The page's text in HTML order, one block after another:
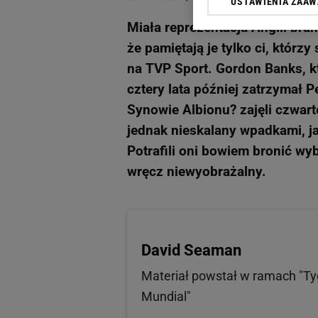
Miała reprezentacja Anglii
że pamiętają je tylko ci,
na TVP Sport. Gordon Banks,
cztery lata później zatrzymał
Synowie Albionu? zajęli
jednak nieskalany wpadkami,
Potrafili oni bowiem bronić
wręcz niewyobrażalny.
David Seaman
Materiał powstał w ramach
Mundial"
Klikając „Akceptuję”
Zaufanych Partnerów i
dotyczące plików
odnośnik „Ustawienia
plików cookie możliwa
My, nasi Zaufani
Użycie dokładnych
Przechowywanie